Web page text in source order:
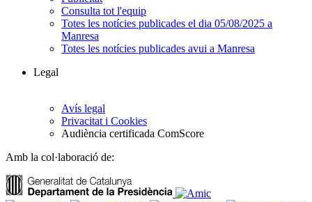
Consulta tot l'equip
Totes les notícies publicades el dia 05/08/2025 a
Manresa
Totes les notícies publicades avui a Manresa
Legal
Avís legal
Privacitat i Cookies
Audiència certificada ComScore
Amb la col·laboració de: